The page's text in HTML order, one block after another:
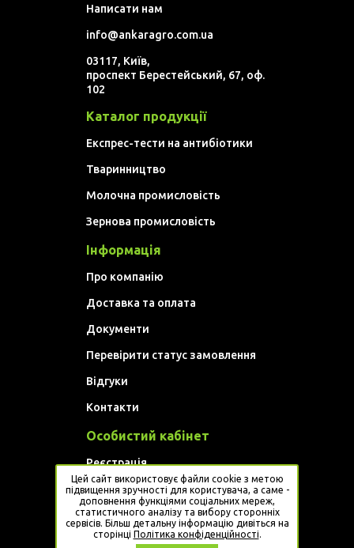
Написати нам
info@ankaragro.com.ua
03117, Київ,
проспект Берестейський, 67, оф.
102
Каталог продукції
Експрес-тести на антибіотики
Тваринництво
Молочна промисловість
Зернова промисловість
Інформація
Про компанію
Доставка та оплата
Документи
Перевірити статус замовлення
Відгуки
Контакти
Особистий кабінет
Реєстрація
Увійти
Website developed by Artem Golovan
Цей сайт використовує файли cookie з метою
підвищення зручності для користувача, а саме -
доповнення функціями соціальних мереж,
статистичного аналізу та вибору сторонніх
сервісів. Більш детальну інформацію дивіться на
сторінці Політика конфіденційності.